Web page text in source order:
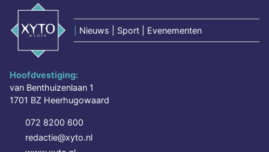
Nieuws | Sport | Evenementen
Hoofdvestiging:
van Benthuizenlaan 1
1701 BZ Heerhugowaard
072 8200 600
redactie@xyto.nl